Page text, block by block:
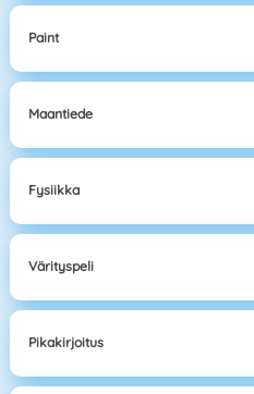
Paint
Maantiede
Fysiikka
Värityspeli
Pikakirjoitus